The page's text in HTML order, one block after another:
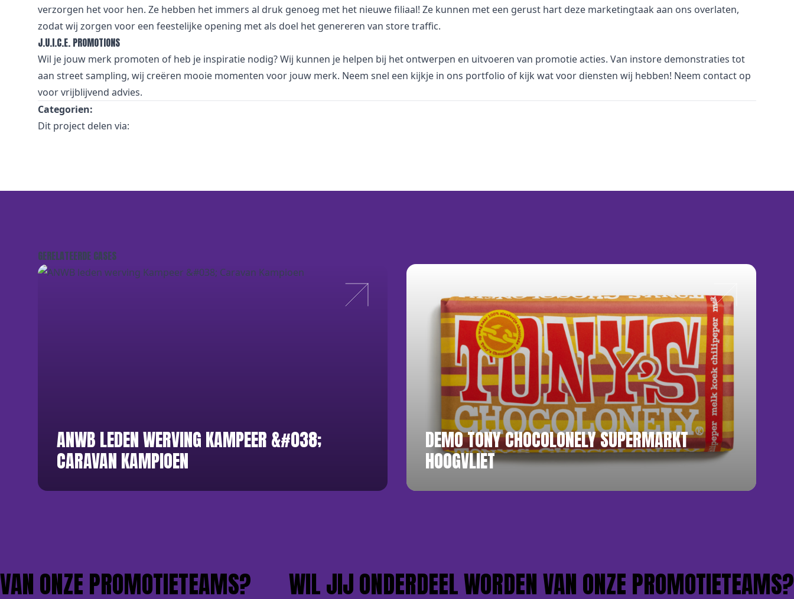
verzorgen het voor hen. Ze hebben het immers al druk genoeg met het nieuwe filiaal! Ze kunnen met een gerust hart deze marketingtaak aan ons overlaten,
zodat wij zorgen voor een feestelijke opening met als doel het genereren van store traffic.
J.U.I.C.E. PROMOTIONS
Wil je jouw merk promoten of heb je inspiratie nodig? Wij kunnen je helpen bij het ontwerpen en uitvoeren van promotie acties. Van instore demonstraties tot
aan street sampling, wij creëren mooie momenten voor jouw merk. Neem snel een kijkje in ons portfolio of kijk wat voor diensten wij hebben! Neem contact op
voor vrijblijvend advies.
Categorien:
Dit project delen via:
GERELATEERDE CASES
ANWB LEDEN WERVING KAMPEER &#038;
CARAVAN KAMPIOEN
DEMO TONY CHOCOLONELY SUPERMARKT
HOOGVLIET
ONZE PROMOTIETEAMS? WIL JIJ ONDERDEEL WORDEN VAN ONZE PROMOTIETEAMS?